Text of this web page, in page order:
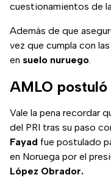
cuestionamientos de
Además de que
vez que cumpla con
en suelo nuruego.
AMLO postuló
Vale la pena recordar
del PRI tras su paso
Fayad fue postulado
en Noruega por el
López Obrador.